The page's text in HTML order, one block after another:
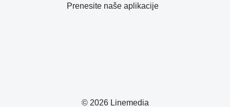
© 2026 Linemedia
Prenesite naše aplikacije